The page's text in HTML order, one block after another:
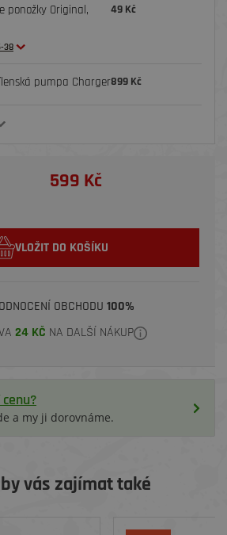
ponožky Original,
38
49 Kč
pumpa Charger899 Kč
599 Kč
VLOŽIT DO KOŠÍKU
OBCHODU 100%
24 KČ NA DALŠÍ NÁKUP
a my ji dorovnáme.
vás zajímat také